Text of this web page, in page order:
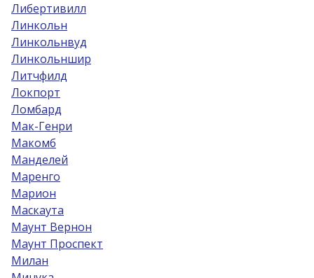
Либертивилл
Линкольн
Линкольнвуд
Линкольншир
Литчфилд
Локпорт
Ломбард
Мак-Генри
Макомб
Манделей
Маренго
Марион
Маскаута
Маунт Вернон
Маунт Проспект
Милан